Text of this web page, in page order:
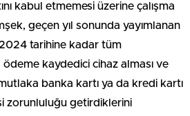
kabul etmemesi üzerine çalışma
geçen yıl sonunda yayımlanan
tarihine kadar tüm
kaydedici cihaz alması ve
banka kartı ya da kredi kartı
zorunluluğu getirdiklerini